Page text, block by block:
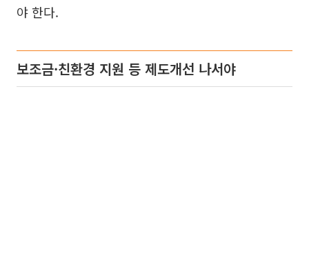
야 한다.
보조금·친환경 지원 등 제도개선 나서야